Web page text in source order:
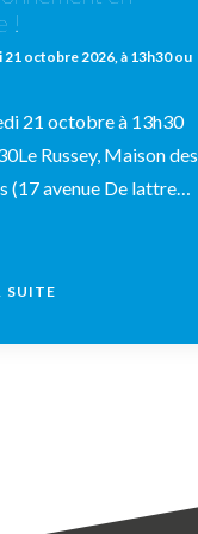
!
octobre 2026, à 13h30 ou
21 octobre à 13h30
Russey, Maison des
(17 avenue De lattre…
SUITE